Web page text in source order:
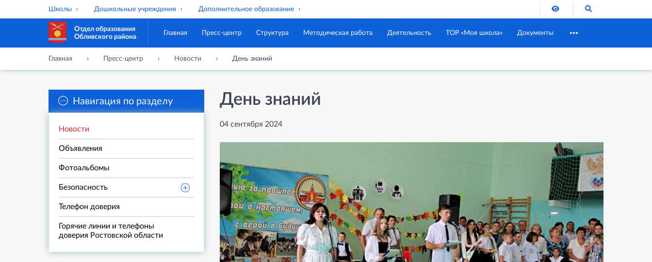
Школы Дошкольные учреждения Дополнительное образование Версия для слабовидящих
Отдел образования
Обливского района
Главная Пресс-центр Структура Методическая работа Деятельность ТОР «Моя школа» Документы
Главная Пресс-центр Новости День знаний
Навигация по разделу
Новости
Объявления
Фотоальбомы
Безопасность
Телефон доверия
Горячие линии и телефоны
доверия Ростовской области
День знаний
04 сентября 2024